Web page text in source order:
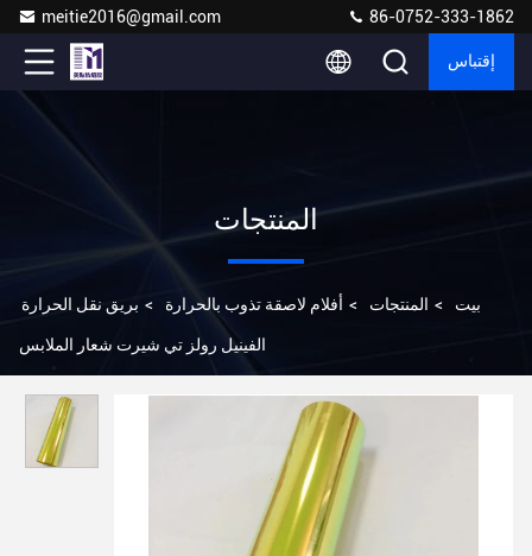
meitie2016@gmail.com 86-0752-333-1862
إقتباس
المنتجات
بيت > المنتجات > أفلام لاصقة تذوب بالحرارة > بريق نقل الحرارة
الفينيل رولز تي شيرت شعار الملابس